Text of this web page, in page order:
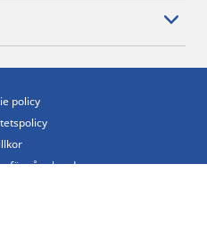
policy
för våra kunder